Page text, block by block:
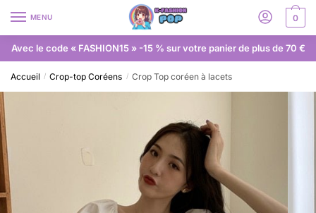
MENU 0
Avec le code « FASHION15 » -15 % sur votre panier de plus de 70 €
Accueil / Crop-top Coréens / Crop Top coréen à lacets